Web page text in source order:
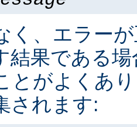
く、エラー
結果である
とがよくあ
されます: